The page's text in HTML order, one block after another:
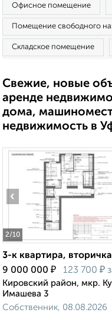
Офисное помещение
Помещение свободного
Складское помещение
Свежие, новые
аренде
дома,
недвижимость в
2/10
‹
3-к квартира,
9 000 000 ₽ 123 700 ₽
Кировский район, мкр.
Имашева 3
Собственник, 08.08.2026